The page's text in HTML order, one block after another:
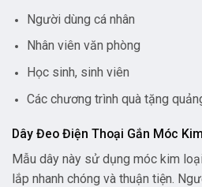
Người dùng cá nhân
Nhân viên văn phòng
Học sinh, sinh viên
Các chương trình quà tặng
Dây Đeo Điện Thoại Gắn Móc
Mẫu dây này sử dụng móc kim
lắp nhanh chóng và thuận tiện.